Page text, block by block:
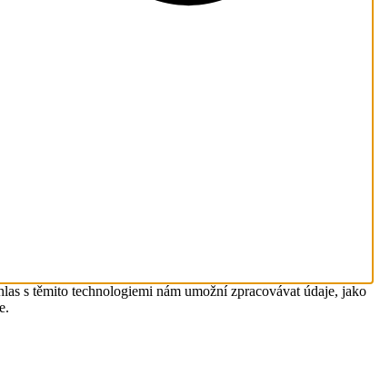
s těmito technologiemi nám umožní zpracovávat údaje, jako